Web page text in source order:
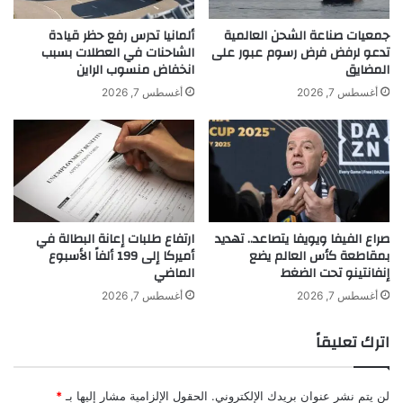
العرض المشاركة مقارنةً مع بداياته. ويسرّنا أن
نستقطب هذه النخبة المتنوعة من الفنانين
وصالات العرض من كل أنحاء العالم، حيث نعزو
ذلك إلى عوامل عدة، منها المساهمات
والأبحاث العامة التي قام بها ممثلونا لصالات
العرضالعالمية ، ولا شك في أن وجود هذا الكمّ
من الصالات الجديدة في المعرض يؤكد مدى
ديناميكية مشهد الفنون المحلي والإقليمي
وازدهاره على مدى 15 عاماً. ومن خلال العمل
والفنانين، فإننا نحرص كذلك على إتاحة الاطلاع
م
ت
ح
د
ة
إ
ث
ا
ر
ا
ل
ت
و
ت
ي
م
ض
جمعيات صناعة الشحن العالمية
تدعو لرفض فرض رسوم عبور على
المضايق
أغسطس 7, 2026
ألمانيا تدرس رفع حظر قيادة
الشاحنات في العطلات بسبب
انخفاض منسوب الراين
أغسطس 7, 2026
صراع الفيفا ويويفا يتصاعد.. تهديد
بمقاطعة كأس العالم يضع
إنفانتينو تحت الضغط
أغسطس 7, 2026
ارتفاع طلبات إعانة البطالة في
أميركا إلى 199 ألفاً الأسبوع
الماضي
أغسطس 7, 2026
اترك تعليقاً
لن يتم نشر عنوان بريدك الإلكتروني. الحقول الإلزامية مشار إليها بـ *